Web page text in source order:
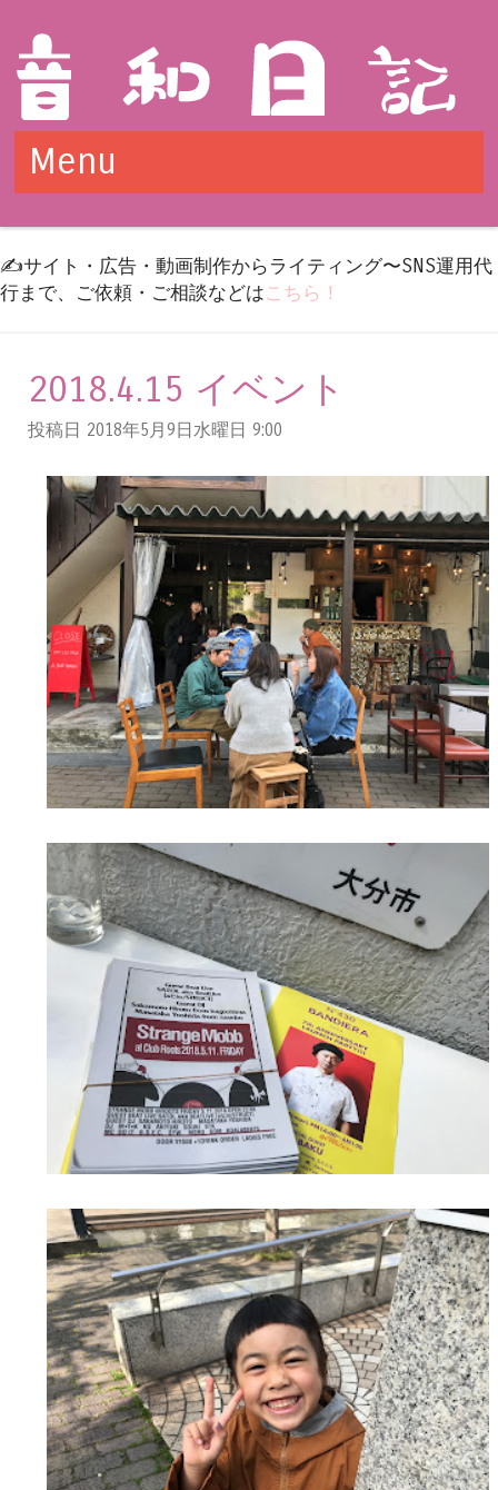
Menu
✍️サイト・広告・動画制作からライティング〜SNS運用代
行まで、ご依頼・ご相談などはこちら！
2018.4.15 イベント
投稿日 2018年5月9日水曜日 9:00